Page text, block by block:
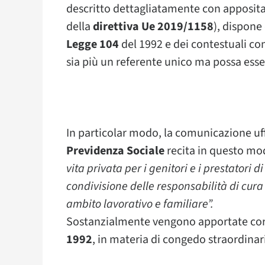
descritto dettagliatamente con
delladirettiva Ue 2019/1158),
Legge 104 del 1992 e dei contestuali
sia più un referente unico ma possa
In particolar modo, la comunicazione
Previdenza Socialerecita in questo
vita privata per i genitori e i prestatori
condivisione delle responsabilità di
ambito lavorativo e familiare”.
Sostanzialmente vengono apportate
1992, in materia di congedo